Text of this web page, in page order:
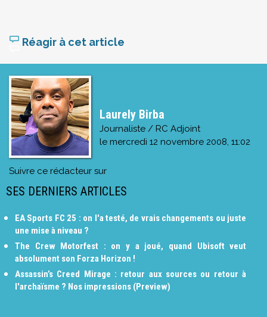
Réagir à cet article
Laurely Birba
Journaliste / RC Adjoint
le mercredi 12 novembre 2008, 11:02
Suivre ce rédacteur sur
SES DERNIERS ARTICLES
EA Sports FC 25 : on l'a testé, de vrais changements ou juste
une mise à niveau ?
The Crew Motorfest : on y a joué, quand Ubisoft veut
absolument son Forza Horizon !
Assassin’s Creed Mirage : retour aux sources ou retour à
l'archaïsme ? Nos impressions (Preview)